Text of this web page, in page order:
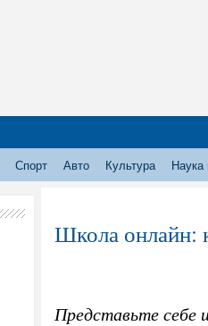
Спорт Авто Культура Наука
Школа онлайн:
Представьте себе